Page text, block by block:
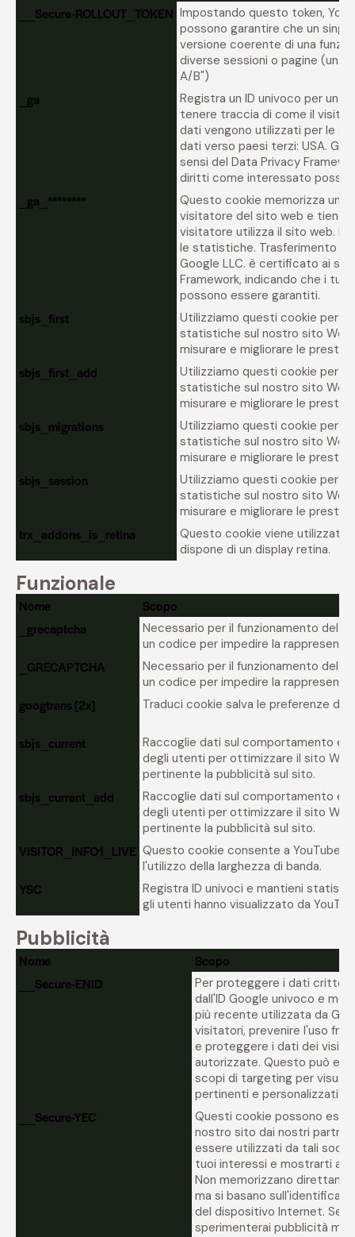
__Secure-ROLLOUT_TOKEN Impostando questo token,
possono garantire che un
versione coerente di una
diverse sessioni o pagine (un
A/B")
_ga
Registra un ID univoco per un
tenere traccia di come il
dati vengono utilizzati per le
dati verso paesi terzi: USA.
sensi del Data Privacy
diritti come interessato
_ga_********
Questo cookie memorizza un
visitatore del sito web e tiene
visitatore utilizza il sito web. I
le statistiche. Trasferimento
Google LLC. è certificato ai
Framework, indicando che i
possono essere garantiti.
sbjs_first
Utilizziamo questi cookie per
statistiche sul nostro sito
misurare e migliorare le
sbjs_first_add
Utilizziamo questi cookie per
statistiche sul nostro sito
misurare e migliorare le
sbjs_migrations
Utilizziamo questi cookie per
statistiche sul nostro sito
misurare e migliorare le
sbjs_session
Utilizziamo questi cookie per
statistiche sul nostro sito
misurare e migliorare le
trx_addons_is_retina
Questo cookie viene utilizzato
dispone di un display retina.
Funzionale
Nome
Scopo
_grecaptcha
Necessario per il funzionamento del
un codice per impedire la
_GRECAPTCHA
Necessario per il funzionamento del
un codice per impedire la
googtrans [2x] Traduci cookie salva le preferenze di
sbjs_current
Raccoglie dati sul comportamento e
degli utenti per ottimizzare il sito
pertinente la pubblicità sul sito.
sbjs_current_add
Raccoglie dati sul comportamento e
degli utenti per ottimizzare il sito
pertinente la pubblicità sul sito.
VISITOR_INFO1_LIVE Questo cookie consente a YouTube
l'utilizzo della larghezza di banda.
YSC
Registra ID univoci e mantieni
gli utenti hanno visualizzato da
Pubblicità
Nome
Scopo
__Secure-ENID
Per proteggere i dati
dall'ID Google univoco e
più recente utilizzata da
visitatori, prevenire l'uso
e proteggere i dati dei
autorizzate. Questo può
scopi di targeting per
pertinenti e personalizzati.
__Secure-YEC
Questi cookie possono
nostro sito dai nostri
essere utilizzati da tali
tuoi interessi e mostrarti
Non memorizzano
ma si basano
del dispositivo Internet. Se
sperimenterai pubblicità